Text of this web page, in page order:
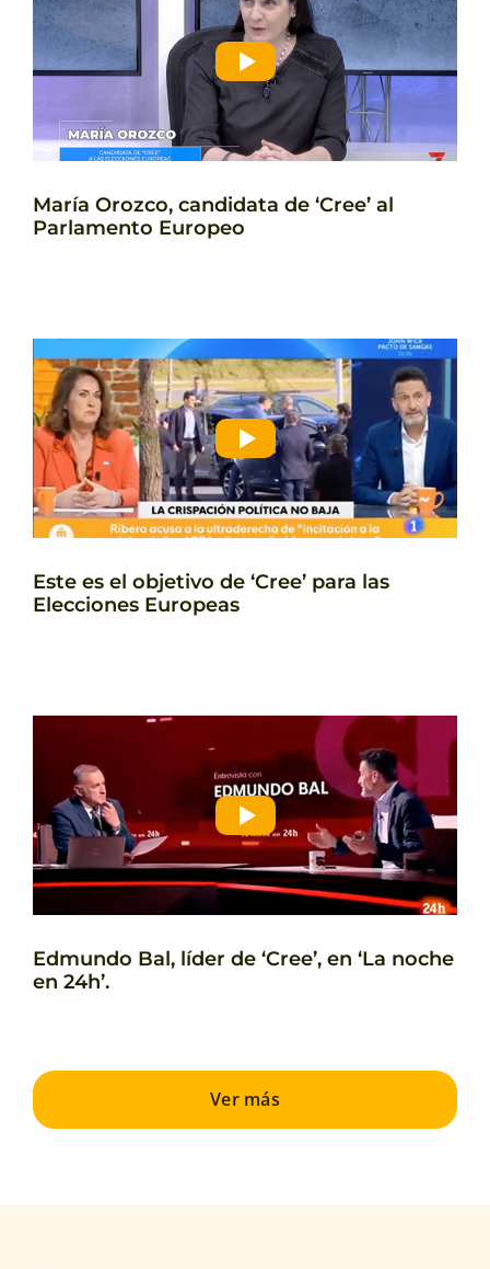
María Orozco, candidata de ‘Cree’ al
Parlamento Europeo
Este es el objetivo de ‘Cree’ para las
Elecciones Europeas
Edmundo Bal, líder de ‘Cree’, en ‘La noche
en 24h’.
Ver más